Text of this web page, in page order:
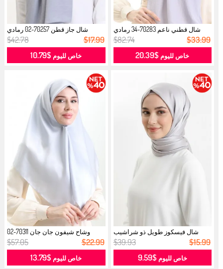
شال قطني ناعم 70283-34 رمادي
فضي...
$82.74 $33.99
خاص لليوم $20.39
شال جاز قطن 70257-02 رمادي
فضي...
$42.78 $17.99
خاص لليوم $10.79
شال فيسكوز طويل ذو شراشيب
70331-06 ...
$39.93 $15.99
خاص لليوم$9.59
وشاح شيفون جان جان 70311-02
فضي رما...
$57.05 $22.99
خاص لليوم $13.79